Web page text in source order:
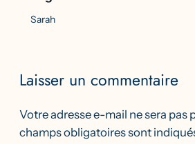
Sarah
Laisser un commentaire
Votre adresse e-mail ne sera pas
champs obligatoires sont